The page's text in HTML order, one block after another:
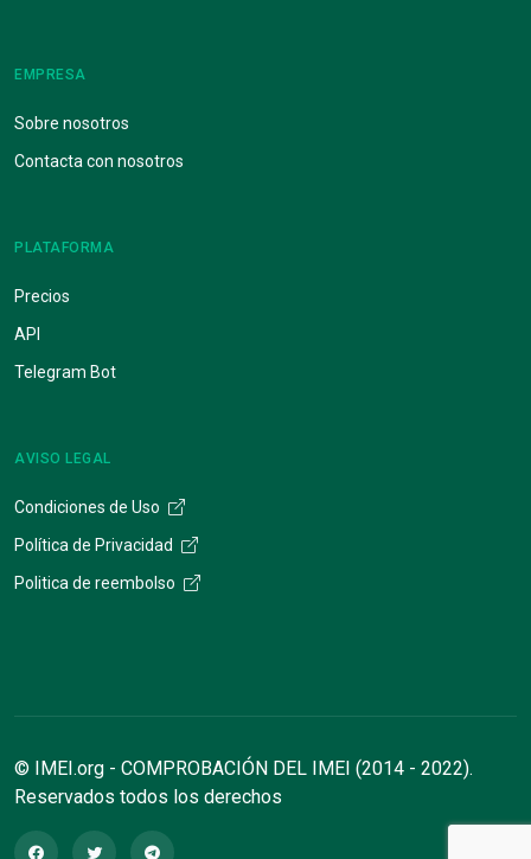
EMPRESA
Sobre nosotros
Contacta con nosotros
PLATAFORMA
Precios
API
Telegram Bot
AVISO LEGAL
Condiciones de Uso
Política de Privacidad
Politica de reembolso
© IMEI.org - COMPROBACIÓN DEL IMEI (2014 - 2022).
Reservados todos los derechos